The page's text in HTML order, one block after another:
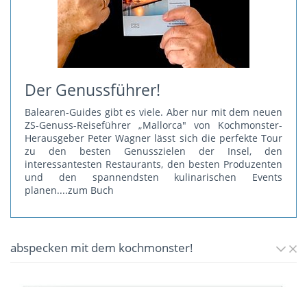
Der Genussführer!
Balearen-Guides gibt es viele. Aber nur mit dem neuen
ZS-Genuss-Reiseführer „Mallorca" von Kochmonster-
Herausgeber Peter Wagner lässt sich die perfekte Tour
zu den besten Genusszielen der Insel, den
interessantesten Restaurants, den besten Produzenten
und den spannendsten kulinarischen Events
planen....zum Buch
abspecken mit dem kochmonster!